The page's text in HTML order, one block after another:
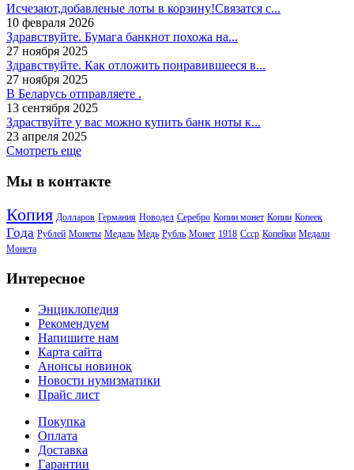
Исчезают,добавленые лоты в корзину!Связатся с...
10 февраля 2026
Здравствуйте. Бумага банкнот похожа на...
27 ноября 2025
Здравствуйте. Как отложить понравившееся в...
27 ноября 2025
В Беларусь отправляете .
13 сентября 2025
Здраствуйте у вас можно купить банк ноты к...
23 апреля 2025
Смотреть еще
Мы в контакте
Копия Долларов Германия Новодел Серебро Копии монет Копии Копеек
Года Рублей Монеты Медаль Медь Рубль Монет 1918 Ссср Копейки Медали
Монета
Интересное
Энциклопедия
Рекомендуем
Напишите нам
Карта сайта
Анонсы новинок
Новости нумизматики
Прайс лист
Покупка
Оплата
Доставка
Гарантии